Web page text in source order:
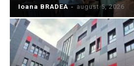
Ioana BRADEA - august 5, 2026